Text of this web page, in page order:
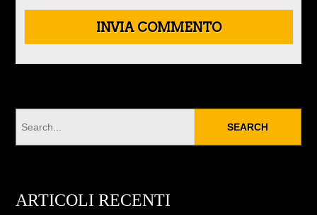
ARTICOLI RECENTI